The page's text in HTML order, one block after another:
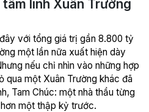
linh Xuân Trường
với tổng giá trị gần 8.800 tỷ
một lần nữa xuất hiện dày
nếu chỉ nhìn vào những hợp
qua một Xuân Trường khác đã
Tam Chúc: một nhà thầu từng
một thập kỷ trước.